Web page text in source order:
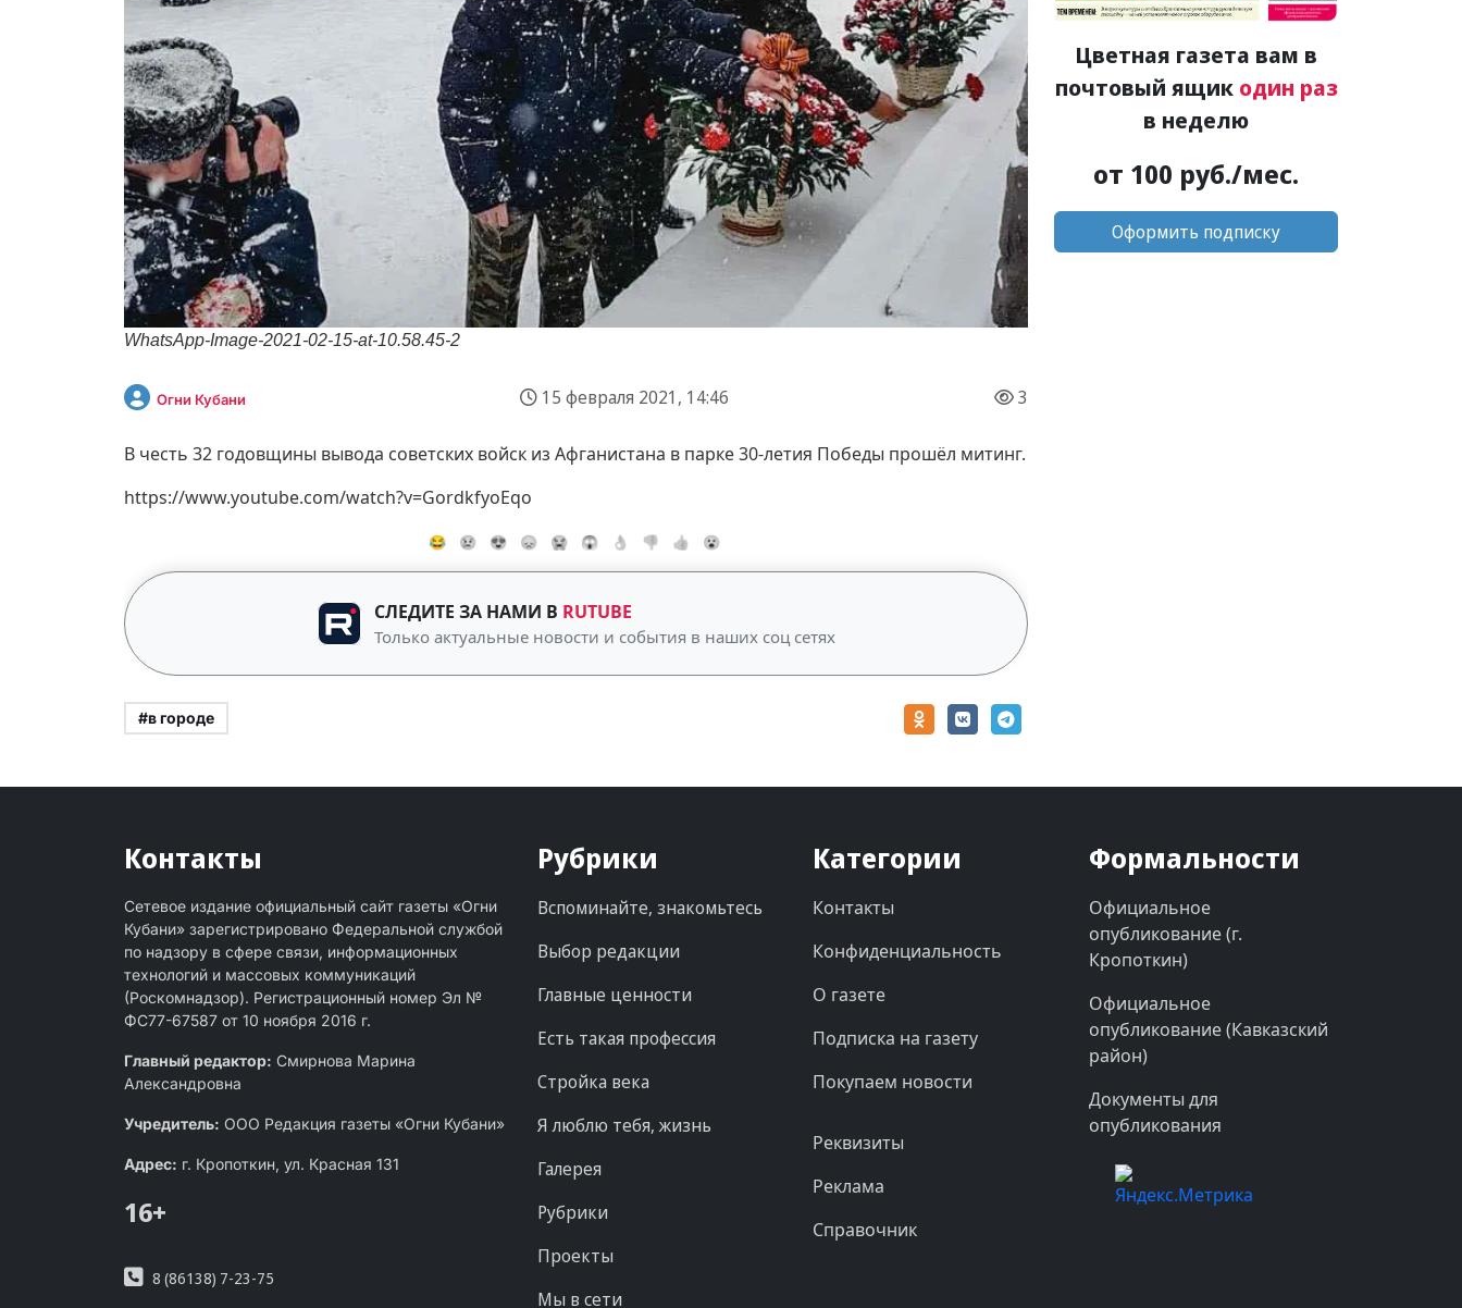
WhatsApp-Image-2021-02-15-at-10.58.45-2
Огни Кубани 15 февраля 2021, 14:46 3
В честь 32 годовщины вывода советских войск из Афганистана в парке 30-летия Победы прошёл митинг.
https://www.youtube.com/watch?v=GordkfyoEqo
😂 😢 😍 😞 😭 😱 👌 👎 👍 😮
СЛЕДИТЕ ЗА НАМИ В RUTUBE
Только актуальные новости и события в наших соц сетях
#в городе
Цветная газета вам в
почтовый ящик один раз
в неделю
от 100 руб./мес.
Оформить подписку
Контакты
Сетевое издание официальный сайт газеты «Огни
Кубани» зарегистрировано Федеральной службой
по надзору в сфере связи, информационных
технологий и массовых коммуникаций
(Роскомнадзор). Регистрационный номер Эл №
ФС77-67587 от 10 ноября 2016 г.
Главный редактор: Смирнова Марина
Александровна
Учредитель: ООО Редакция газеты «Огни Кубани»
Адрес: г. Кропоткин, ул. Красная 131
16+
8 (86138) 7-23-75
Рубрики
Вспоминайте, знакомьтесь
Выбор редакции
Главные ценности
Есть такая профессия
Стройка века
Я люблю тебя, жизнь
Галерея
Рубрики
Проекты
Мы в сети
Категории
Контакты
Конфиденциальность
О газете
Подписка на газету
Покупаем новости
Реквизиты
Реклама
Справочник
Формальности
Официальное
опубликование (г.
Кропоткин)
Официальное
опубликование (Кавказский
район)
Документы для
опубликования